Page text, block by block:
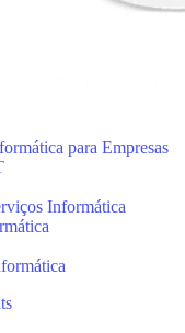
para Empresas
Informática